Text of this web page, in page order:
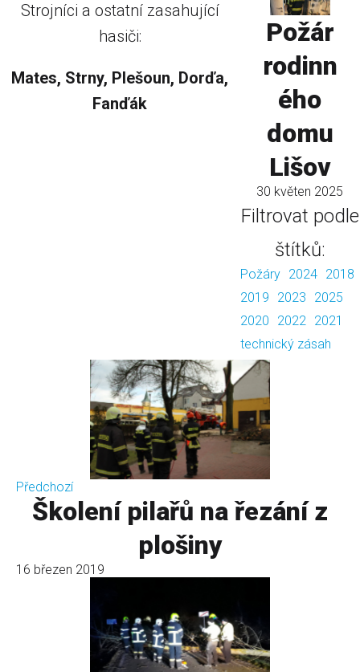
Strojníci a ostatní zasahující
hasiči:
Mates, Strny, Plešoun, Dorďa,
Fanďák
Požár
rodinn
ého
domu
Lišov
30 květen 2025
Filtrovat podle
štítků:
Požáry 2024 2018
2019
2023
2025
2020
2022
2021
technický zásah
Předchozí
Školení pilařů na řezání z
plošiny
16 březen 2019